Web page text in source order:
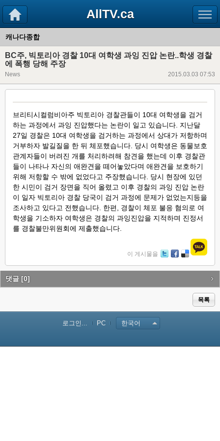
AllTV.ca
캐나다종합
BC주, 빅토리아 경찰 10대 여학생 과잉 진압 논란..학생 경찰
에 폭행 당해 주장
News 2015.03.03 07:53
브리티시컬럼비아주 빅토리아 경찰관들이 10대 여학생을 검거
하는 과정에서 과잉 진압했다는 논란이 일고 있습니다. 지난달
27일 경찰은 10대 여학생을 검거하는 과정에서 상대가 저항하며
거부하자 발길질을 한 뒤 체포했습니다. 당시 여학생은 동물보호
관계자들이 버려진 개를 처리하려해 참견을 했는데 이후 경찰관
들이 나타나 자신의 애완견을 떼어놓았다며 애완견을 보호하기
위해 저항할 수 밖에 없었다고 주장했습니다. 당시 현장에 있던
한 시민이 검거 장면을 직어 올렸고 이후 경찰의 과잉 진압 논란
이 일자 빅토리아 경찰 당국이 검거 과정에 문제가 없었는지등을
조사하고 있다고 전했습니다. 한편, 경찰이 체포 불응 혐의로 여
학생을 기소하자 여학생은 경찰의 과잉진압을 지적하며 진정서
를 경찰불만위원회에 제출했습니다.
이 게시물을
itte ce lici
댓글 [0]
목록
로그인... PC 한국어